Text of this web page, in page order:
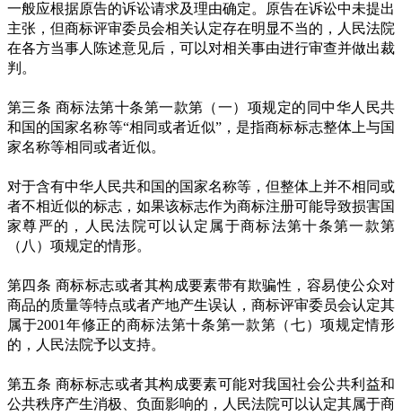
一般应根据原告的诉讼请求及理由确定。原告在诉讼中未提出
主张，但商标评审委员会相关认定存在明显不当的，人民法院
在各方当事人陈述意见后，可以对相关事由进行审查并做出裁
判。
第三条 商标法第十条第一款第（一）项规定的同中华人民共
和国的国家名称等“相同或者近似”，是指商标标志整体上与国
家名称等相同或者近似。
对于含有中华人民共和国的国家名称等，但整体上并不相同或
者不相近似的标志，如果该标志作为商标注册可能导致损害国
家尊严的，人民法院可以认定属于商标法第十条第一款第
（八）项规定的情形。
第四条 商标标志或者其构成要素带有欺骗性，容易使公众对
商品的质量等特点或者产地产生误认，商标评审委员会认定其
属于2001年修正的商标法第十条第一款第（七）项规定情形
的，人民法院予以支持。
第五条 商标标志或者其构成要素可能对我国社会公共利益和
公共秩序产生消极、负面影响的，人民法院可以认定其属于商